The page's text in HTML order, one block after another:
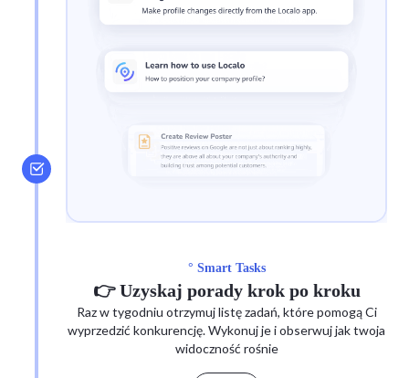
° Smart Tasks
👉 Uzyskaj porady krok po kroku
Raz w tygodniu otrzymuj listę zadań, które pomogą Ci
wyprzedzić konkurencję. Wykonuj je i obserwuj jak twoja
widoczność rośnie